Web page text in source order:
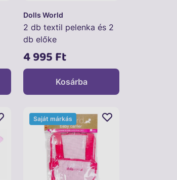
Dolls World
2 db textil pelenka és 2
db előke
4 995 Ft
Kosárba
Saját márkás